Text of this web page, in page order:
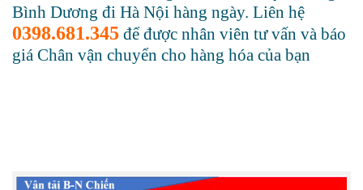
Bình Dương đi Hà Nội hàng ngày. Liên hệ
0398.681.345 để được nhân viên tư vấn và báo
giá Chân vận chuyển cho hàng hóa của bạn